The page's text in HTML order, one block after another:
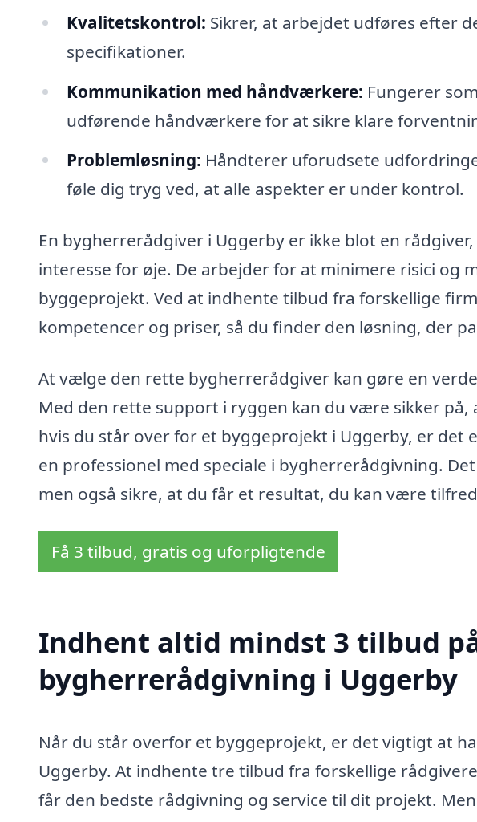
Kvalitetskontrol: Sikrer, at arbejdet udføres efter
specifikationer.
Kommunikation med håndværkere: Fungerer
udførende håndværkere for at sikre klare
Problemløsning: Håndterer uforudsete
føle dig tryg ved, at alle aspekter er under kontrol.
En bygherrerådgiver i Uggerby er ikke blot en
interesse for øje. De arbejder for at minimere risici og
byggeprojekt. Ved at indhente tilbud fra forskellige
kompetencer og priser, så du finder den løsning, der
At vælge den rette bygherrerådgiver kan gøre en
Med den rette support i ryggen kan du være sikker på,
hvis du står over for et byggeprojekt i Uggerby, er det
en professionel med speciale i bygherrerådgivning.
men også sikre, at du får et resultat, du kan være
Få 3 tilbud, gratis og uforpligtende
Indhent altid mindst 3 tilbud
bygherrerådgivning i Uggerby
Når du står overfor et byggeprojekt, er det vigtigt at
Uggerby. At indhente tre tilbud fra forskellige
får den bedste rådgivning og service til dit projekt.